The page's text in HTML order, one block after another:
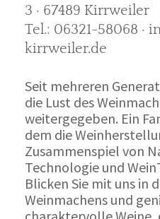
3 · 67489 Kirrweiler
Tel.: 06321-58068 ·
kirrweiler.de
Seit mehreren
die Lust des
weitergegeben. Ein
dem die
Zusammenspiel von
Technologie und
Blicken Sie mit uns in
Weinmachens und